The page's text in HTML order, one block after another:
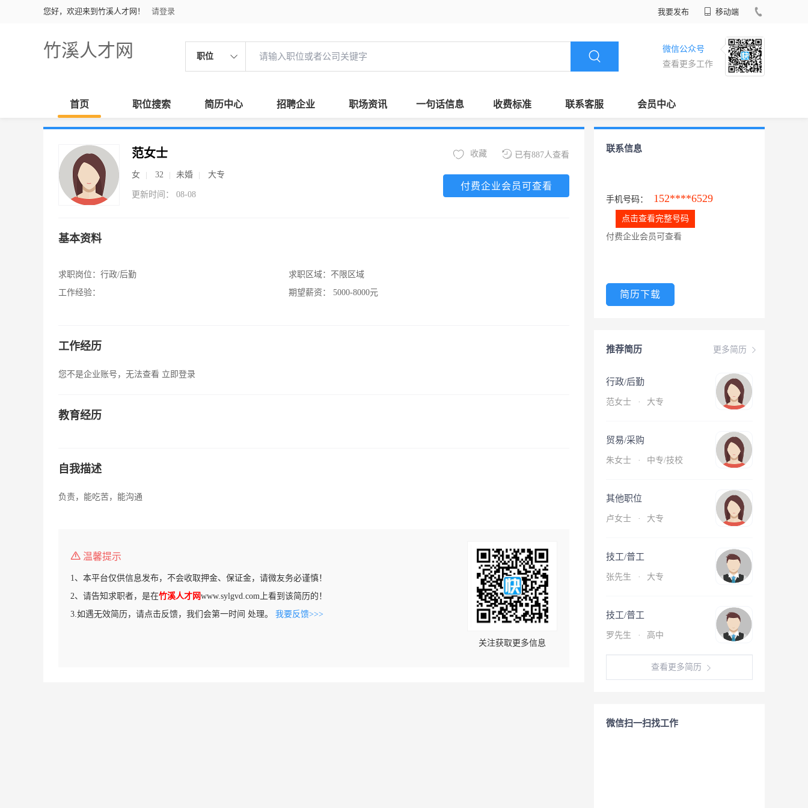
您好，欢迎来到竹溪人才网！ 请登录 我要发布 移动端
竹溪人才网 职位
微信公众号
查看更多工作
首页 职位搜索 简历中心 招聘企业 职场资讯 一句话信息 收费标准 联系客服 会员中心
范女士
女 32 未婚 大专
更新时间： 08-08
已有887人查看
收藏
付费企业会员可查看
基本资料
求职岗位： 行政/后勤
工作经验：
求职区域： 不限区域
期望薪资：
5000-8000元
工作经历
您不是企业账号，无法查看 立即登录
教育经历
自我描述
负责，能吃苦，能沟通
温馨提示
1、本平台仅供信息发布，不会收取押金、保证金，请微友务必谨慎！
2、请告知求职者，是在竹溪人才网www.sylgvd.com上看到该简历的！
3.如遇无效简历，请点击反馈，我们会第一时间 处理。 我要反馈>>>
关注获取更多信息
联系信息
手机号码： 152****6529
点击查看完整号码
付费企业会员可查看
简历下载
更多简历
推荐简历
行政/后勤
范女士 · 大专
贸易/采购
朱女士 · 中专/技校
其他职位
卢女士 · 大专
技工/普工
张先生 · 大专
技工/普工
罗先生 · 高中
查看更多简历
微信扫一扫找工作